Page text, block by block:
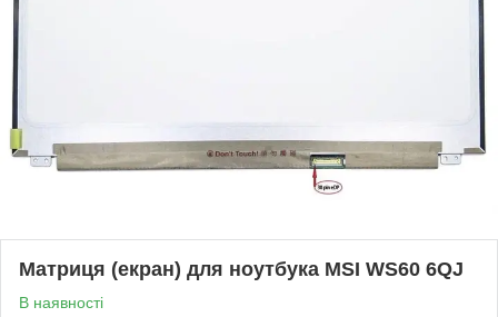
Матриця (екран) для ноутбука MSI WS60 6QJ
В наявності